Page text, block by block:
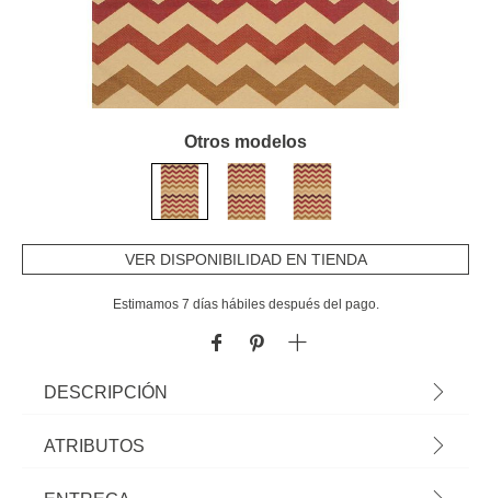
Otros modelos
VER DISPONIBILIDAD EN TIENDA
Estimamos 7 días hábiles después del pago.
DESCRIPCIÓN
Alfombra Sunlight Roja/Beige | 60x200cm | Base Antideslizante | ¡En
cocina, de dormitorio, alfombras redondas, etc. Tus pies te lo agradecerán
ATRIBUTOS
Material algodón